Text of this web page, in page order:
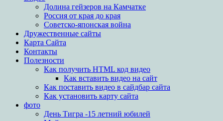
Долина гейзеров на Камчатке
Россия от края до края
Советско-японская война
Дружественные сайты
Карта Сайта
Контакты
Полезности
Как получить HTML код видео
Как вставить видео на сайт
Как поставить видео в сайдбар сайта
Как установить карту сайта
фото
День Тигра -15 летний юбилей